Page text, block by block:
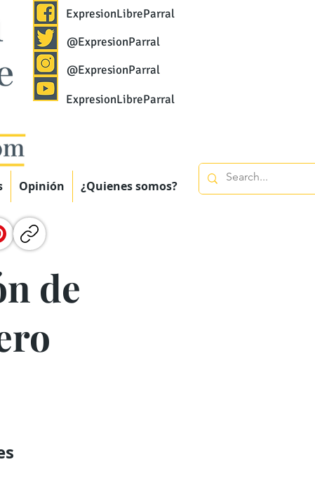
ExpresionLibreParral
@ExpresionParral
@ExpresionParral
ExpresionLibreParral
Opinión ¿Quienes somos?
de